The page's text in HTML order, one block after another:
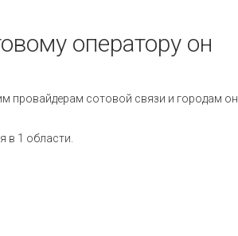
оператору он
провайдерам сотовой связи и городам он
в 1 области.